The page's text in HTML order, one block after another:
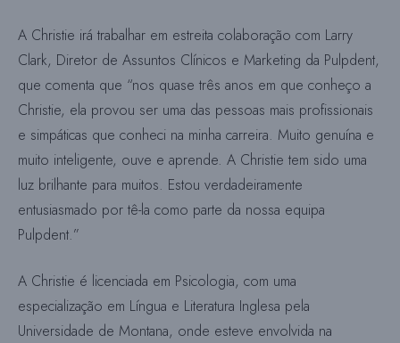
A Christie irá trabalhar em estreita colaboração com Larry
Clark, Diretor de Assuntos Clínicos e Marketing da Pulpdent,
que comenta que “nos quase três anos em que conheço a
Christie, ela provou ser uma das pessoas mais profissionais
e simpáticas que conheci na minha carreira. Muito genuína e
muito inteligente, ouve e aprende. A Christie tem sido uma
luz brilhante para muitos. Estou verdadeiramente
entusiasmado por tê-la como parte da nossa equipa
Pulpdent.”
A Christie é licenciada em Psicologia, com uma
especialização em Língua e Literatura Inglesa pela
Universidade de Montana, onde esteve envolvida na